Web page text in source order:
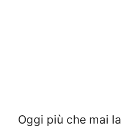
Oggi più che mai